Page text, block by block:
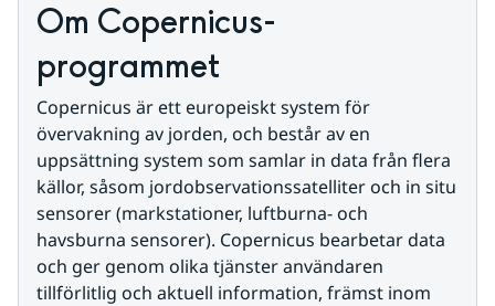
Om Copernicus-
programmet
Copernicus är ett europeiskt system för
övervakning av jorden, och består av en
uppsättning system som samlar in data från flera
källor, såsom jordobservationssatelliter och in situ
sensorer (markstationer, luftburna- och
havsburna sensorer). Copernicus bearbetar data
och ger genom olika tjänster användaren
tillförlitlig och aktuell information, främst inom